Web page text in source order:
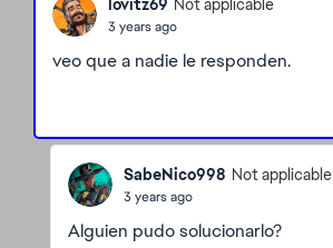
Not applicable
3 years ago
veo que a nadie le responden.
SabeNico998 Not applicable
3 years ago
Alguien pudo solucionarlo?